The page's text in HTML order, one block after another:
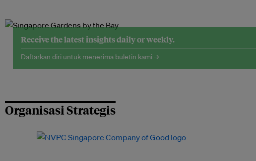
Receive the latest insights daily or weekly.
Daftarkan diri untuk menerima buletin kami →
Organisasi Strategis